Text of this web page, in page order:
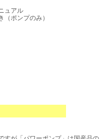
ュアル
ポンプのみ）